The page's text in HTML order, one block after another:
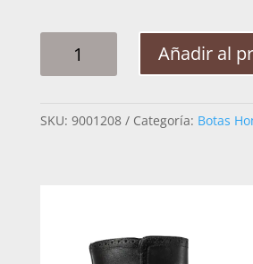
HOMBRE
CAIMAN
Añadir al
SKU: 9001208 Categoría: Botas